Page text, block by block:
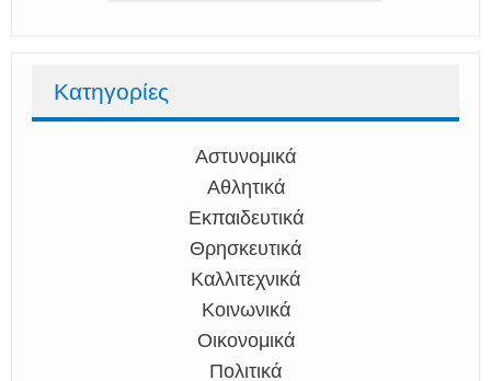
Κατηγορίες
Αστυνομικά
Αθλητικά
Εκπαιδευτικά
Θρησκευτικά
Καλλιτεχνικά
Κοινωνικά
Οικονομικά
Πολιτικά